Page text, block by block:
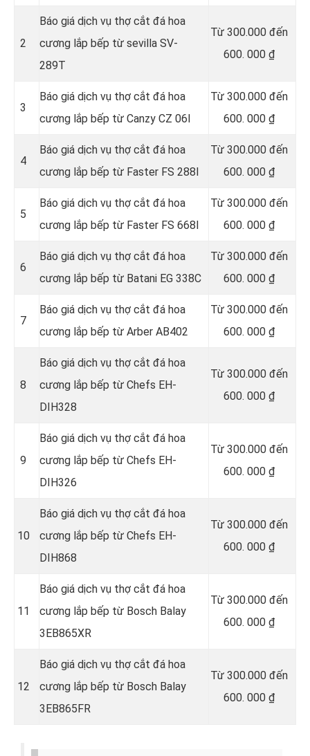
2
Báo giá dịch vụ thợ cắt đá hoa
cương lắp bếp từ sevilla SV-
289T
Từ 300.000 đến
600. 000 ₫
3
Báo giá dịch vụ thợ cắt đá hoa
cương lắp bếp từ Canzy CZ 06I
Từ 300.000 đến
600. 000 ₫
4
Báo giá dịch vụ thợ cắt đá hoa
cương lắp bếp từ Faster FS 288I
Từ 300.000 đến
600. 000 ₫
5
Báo giá dịch vụ thợ cắt đá hoa
cương lắp bếp từ Faster FS 668I
Từ 300.000 đến
600. 000 ₫
6
Báo giá dịch vụ thợ cắt đá hoa
cương lắp bếp từ Batani EG 338C
Từ 300.000 đến
600. 000 ₫
7
Báo giá dịch vụ thợ cắt đá hoa
cương lắp bếp từ Arber AB402
Từ 300.000 đến
600. 000 ₫
8
Báo giá dịch vụ thợ cắt đá hoa
cương lắp bếp từ Chefs EH-
DIH328
Từ 300.000 đến
600. 000 ₫
9
Báo giá dịch vụ thợ cắt đá hoa
cương lắp bếp từ Chefs EH-
DIH326
Từ 300.000 đến
600. 000 ₫
10
Báo giá dịch vụ thợ cắt đá hoa
cương lắp bếp từ Chefs EH-
DIH868
Từ 300.000 đến
600. 000 ₫
11
Báo giá dịch vụ thợ cắt đá hoa
cương lắp bếp từ Bosch Balay
3EB865XR
Từ 300.000 đến
600. 000 ₫
12
Báo giá dịch vụ thợ cắt đá hoa
cương lắp bếp từ Bosch Balay
3EB865FR
Từ 300.000 đến
600. 000 ₫